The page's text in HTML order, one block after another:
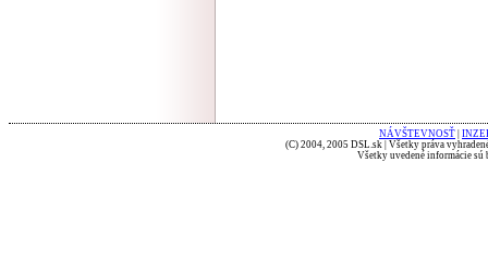
NÁVŠTEVNOSŤ
(C) 2004, 2005 DSL.sk | Všetky práva
Všetky uvedené informácie sú